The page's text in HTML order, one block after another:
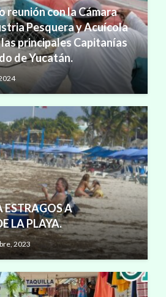
reunión con la Cámara
Pesquera y Acuícola
principales Capitanías
de Yucatán.
A
LA PLAYA.
2023